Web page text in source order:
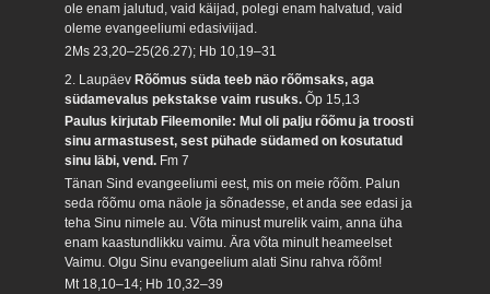
ole enam jalutud, vaid käijad, polegi enam halvatud, vaid
oleme evangeeliumi edasiviijad.
2Ms 23,20–25(26.27); Hb 10,19–31
2. Laupäev Rõõmus süda teeb näo rõõmsaks, aga
südamevalus pekstakse vaim rusuks.Õp 15,13
Paulus kirjutab Fileemonile: Mul oli palju rõõmu ja troosti
sinu armastusest, sest pühade südamed on kosutatud
sinu läbi, vend. Fm 7
Tänan Sind evangeeliumi eest, mis on meie rõõm. Palun
seda rõõmu oma näole ja sõnadesse, et anda see edasi ja
teha Sinu nimele au. Võta minust murelik vaim, anna üha
enam kaastundlikku vaimu. Ära võta minult heameelset
Vaimu. Olgu Sinu evangeelium alati Sinu rahva rõõm!
Mt 18,10–14; Hb 10,32–39